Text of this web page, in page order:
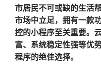
市居民不可或缺的生活
市场中立足，拥有一款
控的小程序至关重要。
富、系统稳定性强等优
程序的绝佳选择。